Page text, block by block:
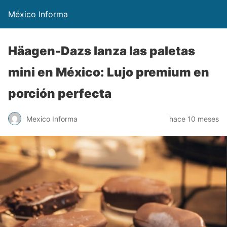
México Informa
Häagen-Dazs lanza las paletas
mini en México: Lujo premium en
porción perfecta
Mexico Informa hace 10 meses